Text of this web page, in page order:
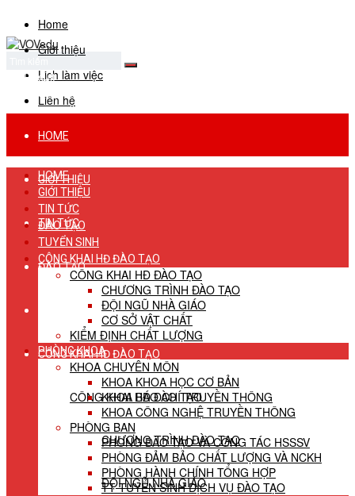
Home
Giới thiệu
Lịch làm việc
Liên hệ
No Result
View All Result
HOME
GIỚI THIỆU
TIN TỨC
ĐÀO TẠO
TUYỂN SINH
CÔNG KHAI HĐ ĐÀO TẠO
CÔNG KHAI HĐ ĐÀO TẠO
CHƯƠNG TRÌNH ĐÀO TẠO
ĐỘI NGŨ NHÀ GIÁO
HOME
GIỚI THIỆU
TIN TỨC
ĐÀO TẠO
TUYỂN SINH
CÔNG KHAI HĐ ĐÀO TẠO
CÔNG KHAI HĐ ĐÀO TẠO
CHƯƠNG TRÌNH ĐÀO TẠO
ĐỘI NGŨ NHÀ GIÁO
CƠ SỞ VẬT CHẤT
KIỂM ĐỊNH CHẤT LƯỢNG
PHÒNG KHOA
KHOA CHUYÊN MÔN
KHOA KHOA HỌC CƠ BẢN
KHOA BÁO CHÍ TRUYỀN THÔNG
KHOA CÔNG NGHỆ TRUYỀN THÔNG
PHÒNG BAN
PHÒNG ĐÀO TẠO VÀ CÔNG TÁC HSSSV
PHÒNG ĐẢM BẢO CHẤT LƯỢNG VÀ NCKH
PHÒNG HÀNH CHÍNH TỔNG HỢP
TT TUYỂN SINH DỊCH VỤ ĐÀO TẠO